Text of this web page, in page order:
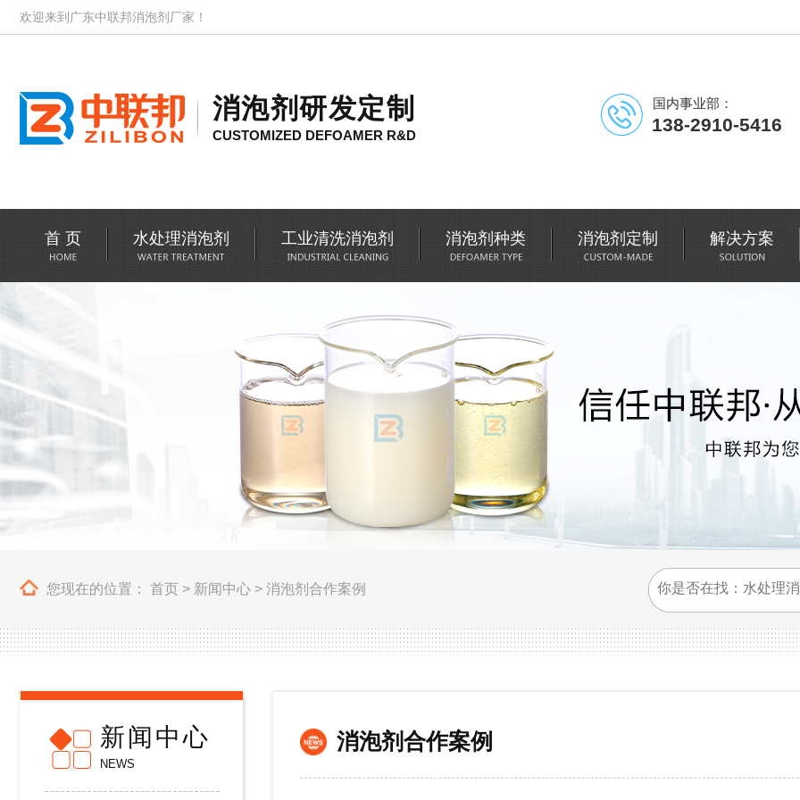
欢迎来到广东中联邦消泡剂厂家！
消泡剂研发定制
CUSTOMIZED DEFOAMER R&D
国内事业部：
138-2910-5416
首 页 水处理消泡剂 工业清洗消泡剂 消泡剂种类 消泡剂定制 解决方案
您现在的位置： 首页 > 新闻中心 > 消泡剂合作案例
新闻中心
NEWS
消泡剂合作案例